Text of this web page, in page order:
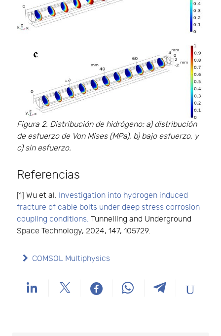
Figura 2. Distribución de hidrógeno: a) distribución
de esfuerzo de Von Mises (MPa), b) bajo esfuerzo, y
c) sin esfuerzo.
Referencias
[1] Wu et al. Investigation into hydrogen induced
fracture of cable bolts under deep stress corrosion
coupling conditions. Tunnelling and Underground
Space Technology, 2024, 147, 105729.
COMSOL Multiphysics